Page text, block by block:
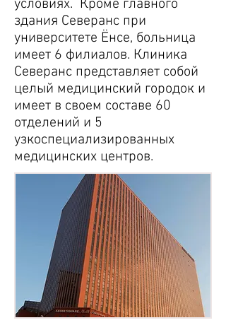
условиях. Кроме главного
здания Северанс при
университете Ёнсе, больница
имеет 6 филиалов. Клиника
Северанс представляет собой
целый медицинский городок и
имеет в своем составе 60
отделений и 5
узкоспециализированных
медицинских центров.